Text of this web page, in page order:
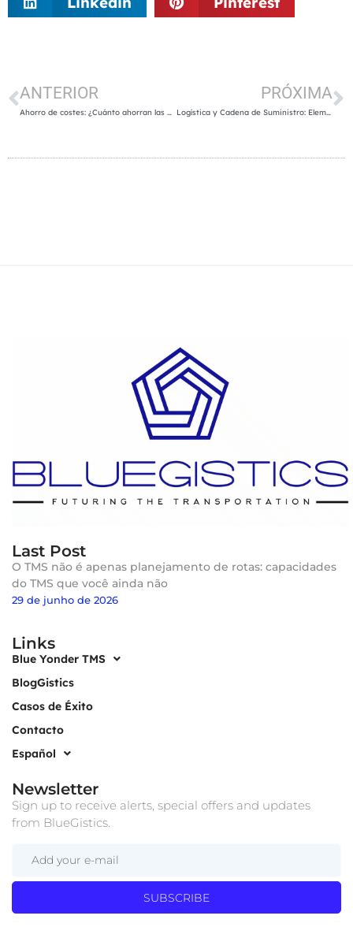
ANTERIOR
Ahorro de costes: ¿Cuánto ahorran las empresas con una solución de gestión de flotas?
PRÓXIMA
Logística y Cadena de Suministro: Elementos Esenciales para la Eficiencia Empresarial
Last Post
O TMS não é apenas planejamento de rotas: capacidades
do TMS que você ainda não
29 de junho de 2026
Links
Blue Yonder TMS
BlogGistics
Casos de Éxito
Contacto
Español
Newsletter
Sign up to receive alerts, special offers and updates
from BlueGistics.
SUBSCRIBE